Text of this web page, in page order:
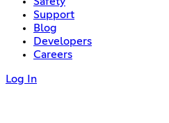
Support
Blog
Developers
Careers
Log In